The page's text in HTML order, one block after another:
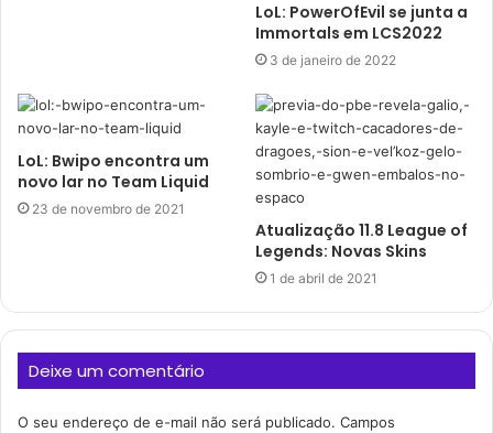
LoL: PowerOfEvil se junta a
Immortals em LCS2022
3 de janeiro de 2022
LoL: Bwipo encontra um
novo lar no Team Liquid
23 de novembro de 2021
Atualização 11.8 League of
Legends: Novas Skins
1 de abril de 2021
Deixe um comentário
O seu endereço de e-mail não será publicado. Campos